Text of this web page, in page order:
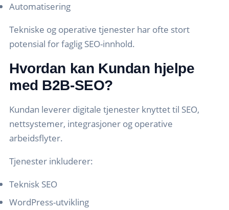
Automatisering
Tekniske og operative tjenester har ofte stort
potensial for faglig SEO-innhold.
Hvordan kan Kundan hjelpe
med B2B-SEO?
Kundan leverer digitale tjenester knyttet til SEO,
nettsystemer, integrasjoner og operative
arbeidsflyter.
Tjenester inkluderer:
Teknisk SEO
WordPress-utvikling